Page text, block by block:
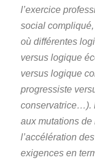
l’exercice
social
où différentes
versus logique
versus logique
progressiste
conservatrice…).
aux mutations de
l’accélération
exigences en